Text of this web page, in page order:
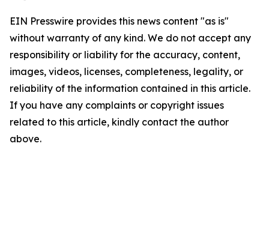
EIN Presswire provides this news content "as is"
without warranty of any kind. We do not accept any
responsibility or liability for the accuracy, content,
images, videos, licenses, completeness, legality, or
reliability of the information contained in this article.
If you have any complaints or copyright issues
related to this article, kindly contact the author
above.